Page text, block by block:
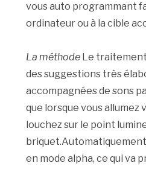
vous auto programmant
ordinateur ou à la cible
La méthode Le
des suggestions très
accompagnées de sons
que lorsque vous
louchez sur le point
en mode alpha, ce qui va